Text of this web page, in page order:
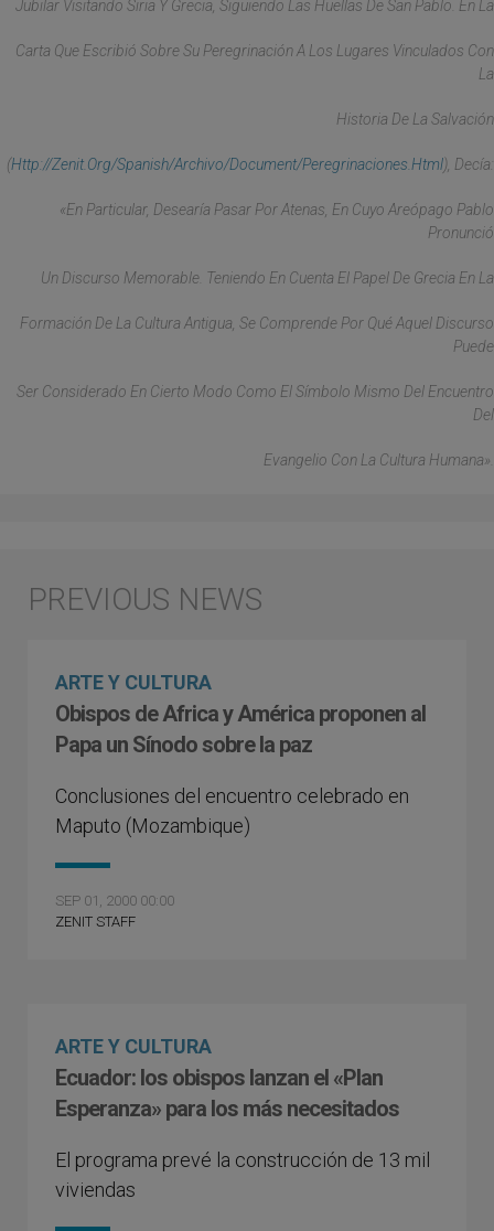
Jubilar Visitando Siria Y Grecia, Siguiendo Las Huellas De San Pablo. En La
Carta Que Escribió Sobre Su Peregrinación A Los Lugares Vinculados Con
La
Historia De La Salvación
(Http://zenit.org/spanish/archivo/document/peregrinaciones.html), Decía:
«En Particular, Desearía Pasar Por Atenas, En Cuyo Areópago Pablo
Pronunció
Un Discurso Memorable. Teniendo En Cuenta El Papel De Grecia En La
Formación De La Cultura Antigua, Se Comprende Por Qué Aquel Discurso
Puede
Ser Considerado En Cierto Modo Como El Símbolo Mismo Del Encuentro
Del
Evangelio Con La Cultura Humana».
ARTE Y CULTURA
Obispos de Africa y América proponen al
Papa un Sínodo sobre la paz
Conclusiones del encuentro celebrado en
Maputo (Mozambique)
SEP 01, 2000 00:00
ZENIT STAFF
ARTE Y CULTURA
Ecuador: los obispos lanzan el «Plan
Esperanza» para los más necesitados
El programa prevé la construcción de 13 mil
viviendas